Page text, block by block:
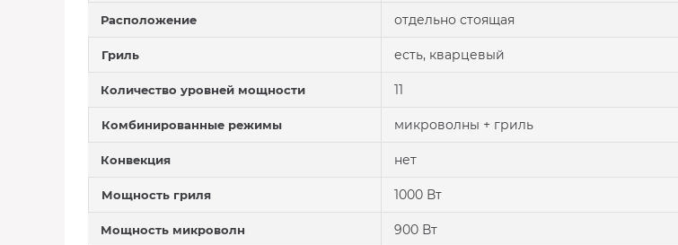
Расположение отдельно стоящая
Гриль есть, кварцевый
Количество уровней мощности 11
Комбинированные режимы микроволны + гриль
Конвекция нет
Мощность гриля 1000 Вт
Мощность микроволн 900 Вт